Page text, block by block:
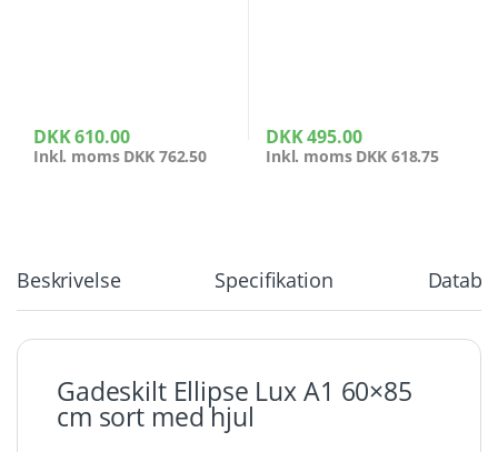
DKK610.00
Inkl. moms DKK 762.50
DKK495.00
Inkl. moms DKK 618.75
Beskrivelse Specifikation
Gadeskilt Ellipse Lux A1 60×85
cm sort med hjul